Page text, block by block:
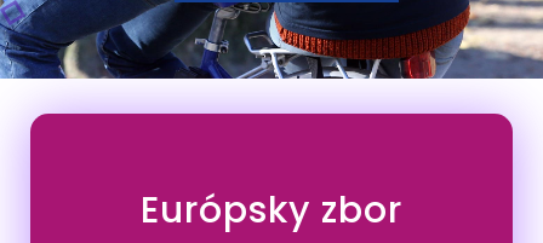
Európsky zbor